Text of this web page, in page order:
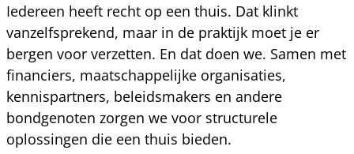
Iedereen heeft recht op een thuis. Dat klinkt
vanzelfsprekend, maar in de praktijk moet je er
bergen voor verzetten. En dat doen we. Samen met
financiers, maatschappelijke organisaties,
kennispartners, beleidsmakers en andere
bondgenoten zorgen we voor structurele
oplossingen die een thuis bieden.